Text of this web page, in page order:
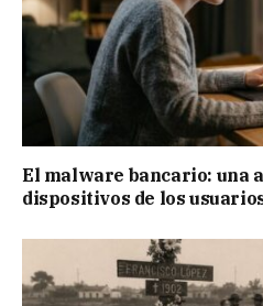
El malware bancario: una
dispositivos de los